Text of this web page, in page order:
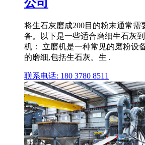
公司
将生石灰磨成200目的粉末通常需
备。以下是一些适合磨细生石灰
机： 立磨机是一种常见的磨粉设
的磨细,包括生石灰。生 .
联系电话: 180 3780 8511